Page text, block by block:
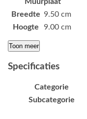
Breedte 9.50 cm
Hoogte
9.00 cm
Toon meer
Specificaties
Categorie
Subcategorie